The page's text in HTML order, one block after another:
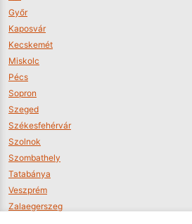
Győr
Kaposvár
Kecskemét
Miskolc
Pécs
Sopron
Szeged
Székesfehérvár
Szolnok
Szombathely
Tatabánya
Veszprém
Zalaegerszeg